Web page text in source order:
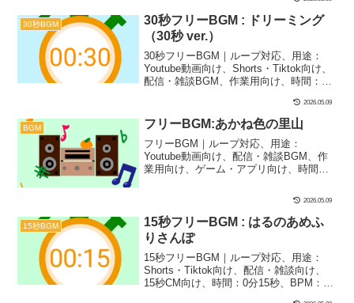
弾！春っぽい爽やかなピアノのBGMで
す！動画の自己紹介や導入、何気ない日
常のシーンにぴったり！
30秒BGM
30秒フリーBGM : ドリーミング
（30秒 ver.）
30秒フリーBGM｜ループ対応、用途：
Youtube動画向け、Shorts・Tiktok向け、
配信・雑談BGM、作業用向け、時間：0
ル：ゆったり、おしゃれ、あかるい、楽
器：オルゴール、シンセサイザー｜30秒
BGM第10弾！寝落ちシーンや雑談の配信
にぴったりな1曲です！オルゴールとシン
セパッドの広がりが一押しポイント！
2026.05.09
BGM フリーBGM:あかね色の里山
フリーBGM｜ループ対応、用途：
Youtube動画向け、配信・雑談BGM、作
業用向け、ゲーム・アプリ向け、時間：2
＝E）、ジャンル：ゆったり、楽器：和
風、ファンタジー｜和風で素朴なフリー
BGMです！なごみ系のYoutube動画や和
風でレトロ、ちょっと懐かしめのシーン
にバッチリ合います！
2026.05.09
15秒BGM
15秒フリーBGM : はるのあめふ
りさんぽ
15秒フリーBGM｜ループ対応、用途：
Shorts・Tiktok向け、配信・雑談向け、
15秒CM向け、時間：0分15秒、BPM：